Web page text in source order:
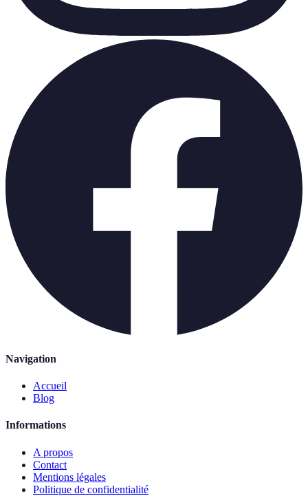
Navigation
Accueil
Blog
Informations
A propos
Contact
Mentions légales
Politique de confidentialité